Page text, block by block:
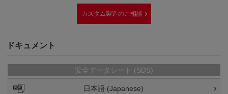
カスタム製造のご相談
ドキュメント
安全データシート (SDS)
日本語 (Japanese)